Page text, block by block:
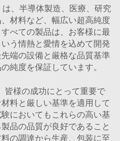
、半導体製造、医療、研究
材料など、幅広い超高純度
べての製品は、お客様に最
う情熱と愛情を込めて開発
端の設備と厳格な品質基準
純度を保証しています。
皆様の成功にとって重要で
料と厳しい基準を適用して
においてもこれらの高い基
品の品質が良好であること
の調達から生産、包装に至